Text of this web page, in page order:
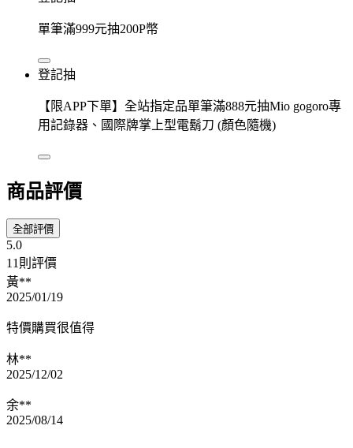
單筆滿999元抽200P幣
登記抽
【限APP下單】全站指定品單筆滿888元抽Mio gogoro專
用記錄器、國際牌掌上型電鬍刀 (顏色隨機)
商品評價
全部評價
5.0
11則評價
黃**
2025/01/19
特價購買很值得
林**
2025/12/02
余**
2025/08/14